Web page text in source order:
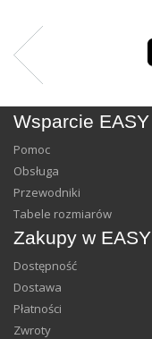
Wsparcie EASY
Pomoc
Obsługa
Przewodniki
Tabele rozmiarów
Zakupy w EASY
Dostępność
Dostawa
Płatności
Zwroty